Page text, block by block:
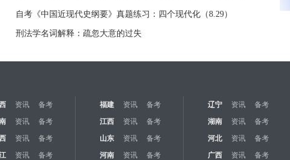
自考《中国近现代史纲要》真题练习：四个现代化（8.29）
刑法学名词解释：疏忽大意的过失
资讯 备考 福建 资讯 备考 辽宁 资讯 备考
资讯 备考 江西 资讯 备考 湖南 资讯 备考
资讯 备考 山东 资讯 备考 河北 资讯 备考
资讯 备考 河南 资讯 备考 广西 资讯 备考